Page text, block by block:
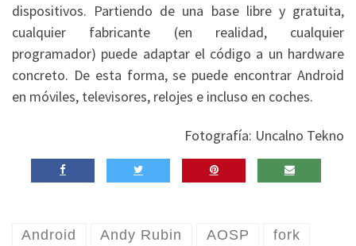
dispositivos. Partiendo de una base libre y gratuita,
cualquier fabricante (en realidad, cualquier
programador) puede adaptar el código a un hardware
concreto. De esta forma, se puede encontrar Android
en móviles, televisores, relojes e incluso en coches.
Fotografía: Uncalno Tekno
Android Andy Rubin AOSP fork